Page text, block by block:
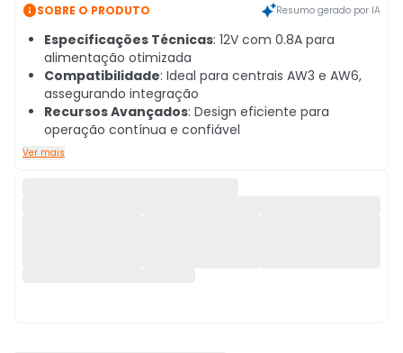
SOBRE O PRODUTO Resumo gerado por IA
Especificações Técnicas: 12V com 0.8A para
alimentação otimizada
Compatibilidade: Ideal para centrais AW3 e AW6,
assegurando integração
Recursos Avançados: Design eficiente para
operação contínua e confiável
Ver mais